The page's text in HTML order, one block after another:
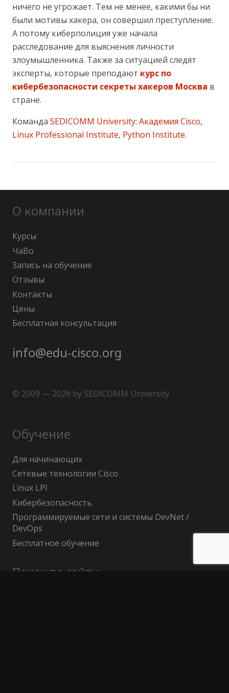
ничего не угрожает. Тем не менее, какими бы ни
были мотивы хакера, он совершил преступление.
А потому киберполиция уже начала
расследование для выяснения личности
злоумышленника. Также за ситуацией следят
эксперты, которые преподают курс по
кибербезопасности секреты хакеров Москва в
стране.
Команда SEDICOMM University: Академия Cisco,
Linux Professional Institute, Python Institute.
О компании
Курсы
ЧаВо
Запись на обучение
Отзывы
Контакты
Цены
Бесплатная консультация
info@edu-cisco.org
© 2009 — 2026 by SEDICOMM University
Обучение
Для начинающих
Сетевые технологии Cisco
Linux LPI
Кибербезопасность
Программируемые сети и системы DevNet /
DevOps
Бесплатное обучение
Поиск по сайту